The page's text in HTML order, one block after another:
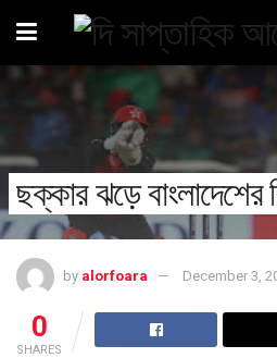
ছক্কার ঝড়ে বাংলাদেশের
by alorfoara December 3,
0
SHARES